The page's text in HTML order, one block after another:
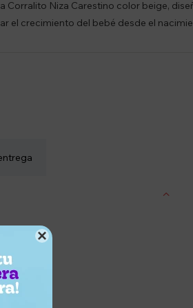

Corralito Niza Carestino color beige,
el crecimiento del bebé desde el